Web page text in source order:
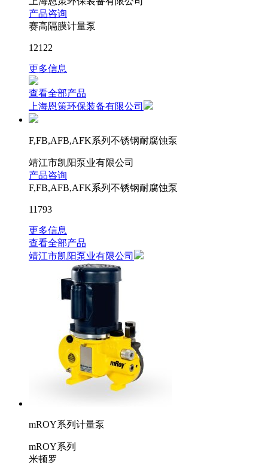
产品咨询
赛高隔膜计量泵
12122
更多信息
查看全部产品
上海恩策环保装备有限公司
F,FB,AFB,AFK系列不锈钢耐腐蚀泵
靖江市凯阳泵业有限公司
产品咨询
F,FB,AFB,AFK系列不锈钢耐腐蚀泵
11793
更多信息
查看全部产品
靖江市凯阳泵业有限公司
mROY系列计量泵
mROY系列
米顿罗